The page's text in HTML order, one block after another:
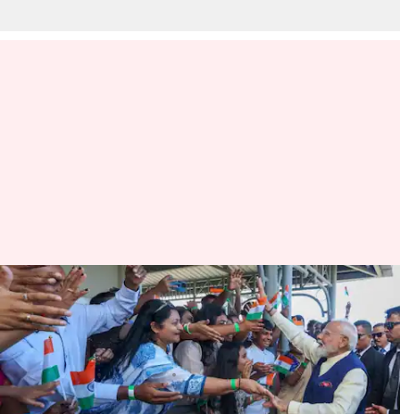
भारत के लिए कितना अहम है
सेशेल्स, प्रधानमंत्री मोदी की यात्रा के
दौरान क्या होगी चर्चा?
लेखन आबिद खान Jun 27, 2026 04:14 pm